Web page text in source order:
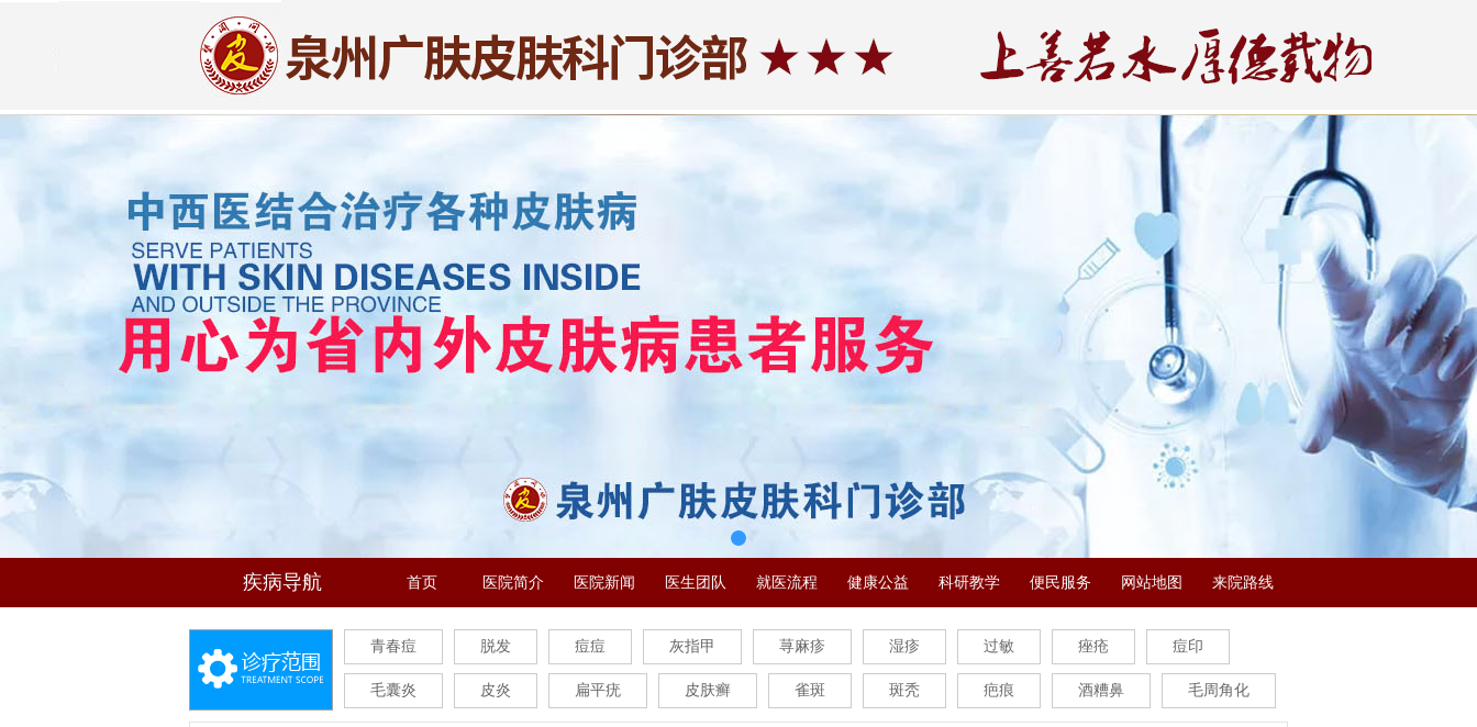
疾病导航 首页 医院简介 医院新闻 医生团队 就医流程 健康公益 科研教学 便民服务 网站地图 来院路线
青春痘 脱发 痘痘 灰指甲 荨麻疹 湿疹 过敏 痤疮 痘印
毛囊炎 皮炎 扁平疣 皮肤癣 雀斑 斑秃 疤痕 酒糟鼻 毛周角化